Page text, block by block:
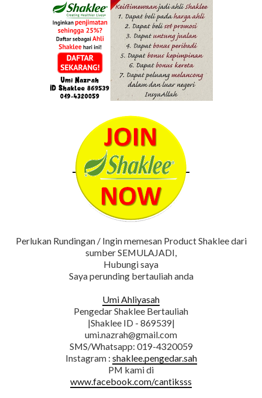
Perlukan Rundingan / Ingin memesan Product Shaklee dari
sumber SEMULAJADI,
Hubungi saya
Saya perunding bertauliah anda
Umi Ahliyasah
Pengedar Shaklee Bertauliah
|Shaklee ID - 869539|
umi.nazrah@gmail.com
SMS/Whatsapp: 019-4320059
Instagram : shaklee.pengedar.sah
PM kami di
www.facebook.com/cantiksss